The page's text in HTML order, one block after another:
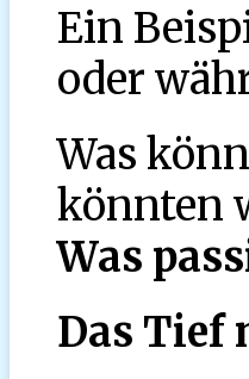
Ein
oder
Was
könnten
Was
Das Tief